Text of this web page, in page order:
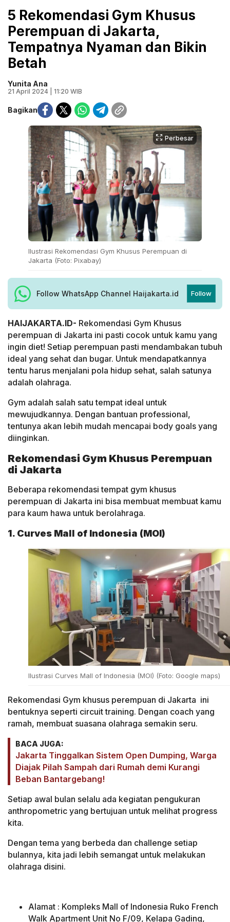
5 Rekomendasi Gym Khusus
Perempuan di Jakarta,
Tempatnya Nyaman dan Bikin
Betah
Yunita Ana
21 April 2024 | 11:20 WIB
Bagikan
Perbesar
Ilustrasi Rekomendasi Gym Khusus Perempuan di
Jakarta (Foto: Pixabay)
Follow WhatsApp Channel Haijakarta.id Follow
HAIJAKARTA.ID- Rekomendasi Gym Khusus
perempuan di Jakarta ini pasti cocok untuk kamu yang
ingin diet! Setiap perempuan pasti mendambakan tubuh
ideal yang sehat dan bugar. Untuk mendapatkannya
tentu harus menjalani pola hidup sehat, salah satunya
adalah olahraga.
Gym adalah salah satu tempat ideal untuk
mewujudkannya. Dengan bantuan professional,
tentunya akan lebih mudah mencapai body goals yang
diinginkan.
Rekomendasi Gym Khusus Perempuan
di Jakarta
Beberapa rekomendasi tempat gym khusus
perempuan di Jakarta ini bisa membuat membuat kamu
para kaum hawa untuk berolahraga.
1. Curves Mall of Indonesia (MOI)
Ilustrasi Curves Mall of Indonesia (MOI) (Foto: Google maps)
Rekomendasi Gym khusus perempuan di Jakarta ini
bentuknya seperti circuit training. Dengan coach yang
ramah, membuat suasana olahraga semakin seru.
BACA JUGA:
Jakarta Tinggalkan Sistem Open Dumping, Warga
Diajak Pilah Sampah dari Rumah demi Kurangi
Beban Bantargebang!
Setiap awal bulan selalu ada kegiatan pengukuran
anthropometric yang bertujuan untuk melihat progress
kita.
Dengan tema yang berbeda dan challenge setiap
bulannya, kita jadi lebih semangat untuk melakukan
olahraga disini.
Alamat : Kompleks Mall of Indonesia Ruko French
Walk Apartment Unit No F/09, Kelapa Gading,